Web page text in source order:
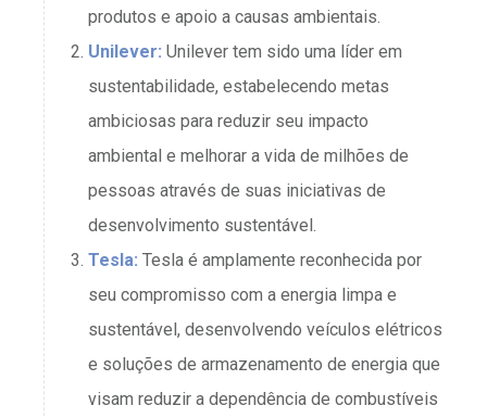
produtos e apoio a causas ambientais.
Unilever: Unilever tem sido uma líder em
sustentabilidade, estabelecendo metas
ambiciosas para reduzir seu impacto
ambiental e melhorar a vida de milhões de
pessoas através de suas iniciativas de
desenvolvimento sustentável.
Tesla: Tesla é amplamente reconhecida por
seu compromisso com a energia limpa e
sustentável, desenvolvendo veículos elétricos
e soluções de armazenamento de energia que
visam reduzir a dependência de combustíveis